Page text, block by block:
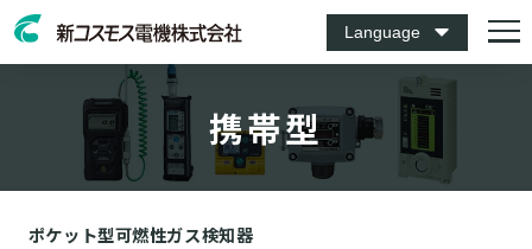
Language
携帯型
ポケット型可燃性ガス検知器